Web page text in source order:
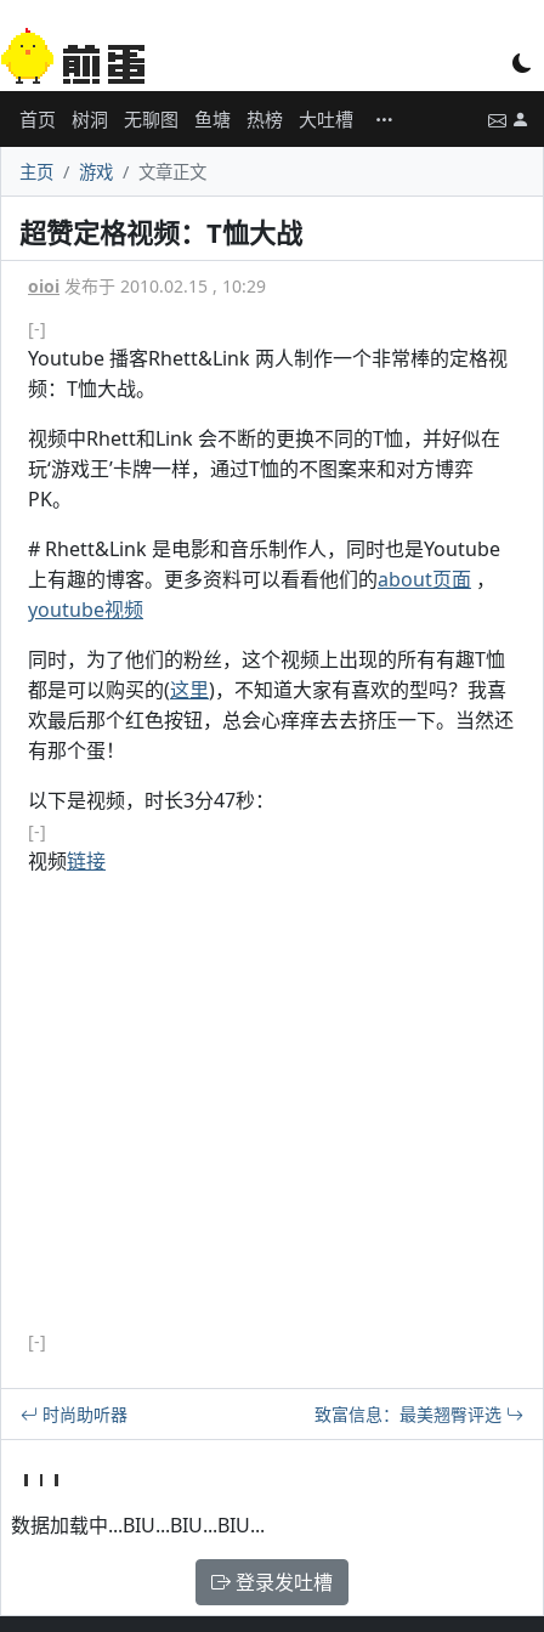
首页 树洞 无聊图 鱼塘 热榜 大吐槽
主页 游戏 文章正文
超赞定格视频：T恤大战
oioi 发布于 2010.02.15 , 10:29
[-]
Youtube 播客Rhett&Link 两人制作一个非常棒的定格视
频：T恤大战。
视频中Rhett和Link 会不断的更换不同的T恤，并好似在
玩‘游戏王’卡牌一样，通过T恤的不图案来和对方博弈
PK。
# Rhett&Link 是电影和音乐制作人，同时也是Youtube
上有趣的博客。更多资料可以看看他们的about页面 ，
youtube视频
同时，为了他们的粉丝，这个视频上出现的所有有趣T恤
都是可以购买的(这里)，不知道大家有喜欢的型吗？我喜
欢最后那个红色按钮，总会心痒痒去去挤压一下。当然还
有那个蛋！
以下是视频，时长3分47秒：
[-]
视频链接
[-]
时尚助听器 致富信息：最美翘臀评选
数据加载中...BIU...BIU...BIU...
登录发吐槽